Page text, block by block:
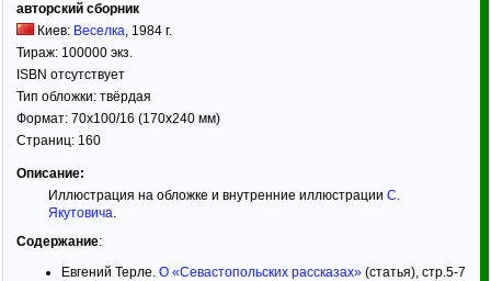
авторский сборник
Киев: Веселка, 1984 г.
Тираж: 100000 экз.
ISBN отсутствует
Тип обложки: твёрдая
Формат: 70x100/16 (170x240 мм)
Страниц: 160
Описание:
Иллюстрация на обложке и внутренние иллюстрации С.
Якутовича.
Содержание:
Евгений Терле. О «Севастопольских рассказах» (статья), стр.5-7